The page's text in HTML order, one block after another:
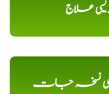
دیسی علاج
نسخہ جات